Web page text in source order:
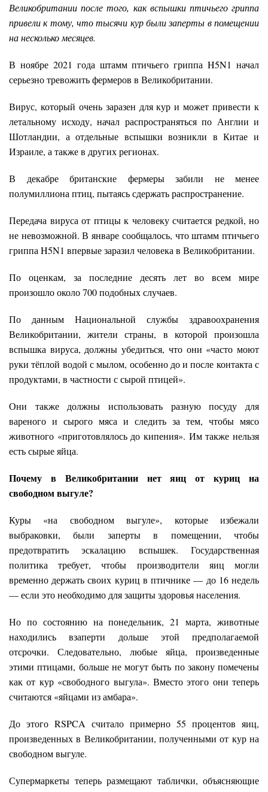
Великобритании после того, как вспышки птичьего гриппа
привели к тому, что тысячи кур были заперты в помещении
на несколько месяцев.
В ноябре 2021 года штамм птичьего гриппа H5N1 начал
серьезно тревожить фермеров в Великобритании.
Вирус, который очень заразен для кур и может привести к
летальному исходу, начал распространяться по Англии и
Шотландии, а отдельные вспышки возникли в Китае и
Израиле, а также в других регионах.
В декабре британские фермеры забили не менее
полумиллиона птиц, пытаясь сдержать распространение.
Передача вируса от птицы к человеку считается редкой, но
не невозможной. В январе сообщалось, что штамм птичьего
гриппа H5N1 впервые заразил человека в Великобритании.
По оценкам, за последние десять лет во всем мире
произошло около 700 подобных случаев.
По данным Национальной службы здравоохранения
Великобритании, жители страны, в которой произошла
вспышка вируса, должны убедиться, что они «часто моют
руки тёплой водой с мылом, особенно до и после контакта с
продуктами, в частности с сырой птицей».
Они также должны использовать разную посуду для
вареного и сырого мяса и следить за тем, чтобы мясо
животного «приготовлялось до кипения». Им также нельзя
есть сырые яйца.
Почему в Великобритании нет яиц от куриц на
свободном выгуле?
Куры «на свободном выгуле», которые избежали
выбраковки, были заперты в помещении, чтобы
предотвратить эскалацию вспышек. Государственная
политика требует, чтобы производители яиц могли
временно держать своих куриц в птичнике — до 16 недель
— если это необходимо для защиты здоровья населения.
Но по состоянию на понедельник, 21 марта, животные
находились взаперти дольше этой предполагаемой
отсрочки. Следовательно, любые яйца, произведенные
этими птицами, больше не могут быть по закону помечены
как от кур «свободного выгула». Вместо этого они теперь
считаются «яйцами из амбара».
До этого RSPCA считало примерно 55 процентов яиц,
произведенных в Великобритании, полученными от кур на
свободном выгуле.
Супермаркеты теперь размещают таблички, объясняющие